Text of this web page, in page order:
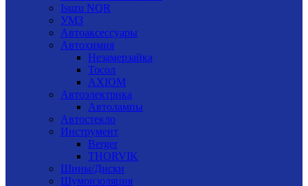
Isuzu NQR
УМЗ
Автоаксессуары
Автохимия
Незамерзайка
Тосол
AXIOM
Автоэлектрика
Автолампы
Автостекло
Инструмент
Berger
THORVIK
Шины/Диски
Шумоизоляция